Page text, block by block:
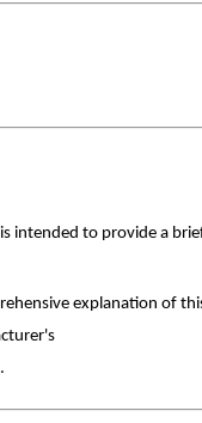
intended to provide a
explanation of